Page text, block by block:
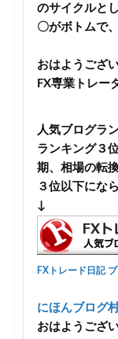
のサイクルと
〇がボトムで
おはようござい
FX専業トレー
人気ブログラ
ランキング３
期、相場の転
３位以下にな
↓
FXトレード日記
にほんブログ
おはようござ